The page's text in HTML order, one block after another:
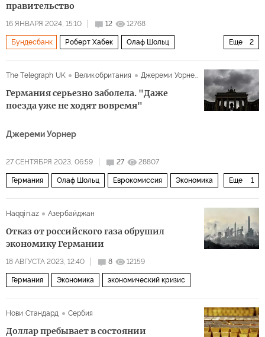
правительство
16 ЯНВАРЯ 2024, 15:10 12 12768
Еще 2
Бундесбанк Роберт Хабек Олаф Шольц
The Telegraph UK
Великобритания Джереми Уорнер
Германия серьезно заболела. "Даже
поезда уже не ходят вовремя"
Джереми Уорнер
27 СЕНТЯБРЯ 2023, 06:59 27 28807
Еще 1
Германия Олаф Шольц Еврокомиссия Экономика
Haqqin.az
Азербайджан
Отказ от российского газа обрушил
экономику Германии
18 АВГУСТА 2023, 12:40 8 12159
Германия Экономика экономический кризис
Нови Стандард Сербия
Доллар пребывает в состоянии